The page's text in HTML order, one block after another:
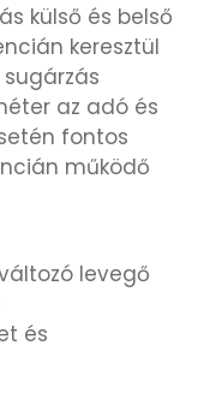
külső és belső
keresztül
az adó és
fontos
működő
levegő
és